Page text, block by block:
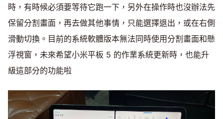
時，有時候必須要等待它跑一下，另外在操作時也沒辦法先
保留分割畫面，再去做其他事情，只能選擇退出，或在右側
滑動切換。目前的系統軟體版本無法同時使用分割畫面和懸
浮視窗，未來希望小米平板 5 的作業系統更新時，也能升
級這部分的功能啦